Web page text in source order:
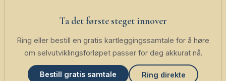
Ta det første steget innover
Ring eller bestill en gratis kartleggingssamtale for å høre
om selvutviklingsforløpet passer for deg akkurat nå.
Bestill gratis samtale Ring direkte